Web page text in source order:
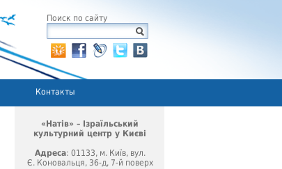
Поиск по сайту
Контакты
«Натів» – Ізраїльський
культурний центр у Києві
Адреса: 01133, м. Київ, вул.
Є. Коновальця, 36-д, 7-й поверх